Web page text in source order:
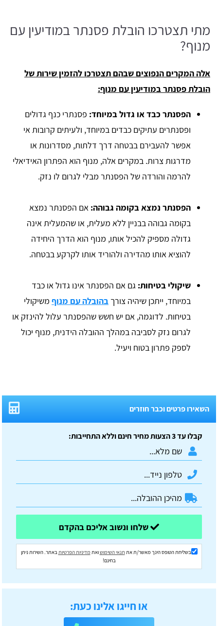
מתי תצטרכו הובלת פסנתר במודיעין עם
מנוף?
אלה המקרים הנפוצים שבהם תצטרכו להזמין שירות של
הובלת פסנתר במודיעין עם מנוף:
הפסנתר כבד או גדול במיוחד: פסנתרי כנף גדולים
ופסנתרים עתיקים כבדים במיוחד, ולעיתים קרובות אי
אפשר להעבירם בבטחה דרך דלתות, מסדרונות או
מדרגות צרות. במקרים אלה, מנוף הוא הפתרון האידיאלי
להרמה והורדה של הפסנתר מבלי לגרום לו נזק.
הפסנתר נמצא בקומה גבוהה: אם הפסנתר נמצא
בקומה גבוהה בבניין ללא מעלית, או שהמעלית אינה
גדולה מספיק להכיל אותו, מנוף הוא הדרך היחידה
להוציא אותו מהדירה ולהוריד אותו לקרקע בבטחה.
שיקולי בטיחות: גם אם הפסנתר אינו גדול או כבד
במיוחד, ייתכן שיהיה צורך בהובלה עם מנוף משיקולי
בטיחות. לדוגמה, אם יש חשש שהפסנתר עלול להינזק או
לגרום נזק לסביבה במהלך ההובלה הידנית, מנוף יכול
לספק פתרון בטוח ויעיל.
השאירו פרטים וכבר חוזרים
קבלו עד 3 הצעות מחיר חינם וללא התחייבות:
בשליחת הטופס הינך מאשר/ת את תנאי השימושואת מדיניות הפרטיותבאתר. השירות ניתן
בחינם!
או חייגו אלינו כעת: